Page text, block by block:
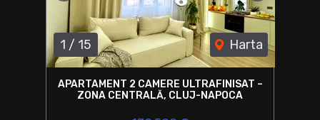
1 / 15 Harta
APARTAMENT 2 CAMERE ULTRAFINISAT –
ZONA CENTRALĂ, CLUJ-NAPOCA